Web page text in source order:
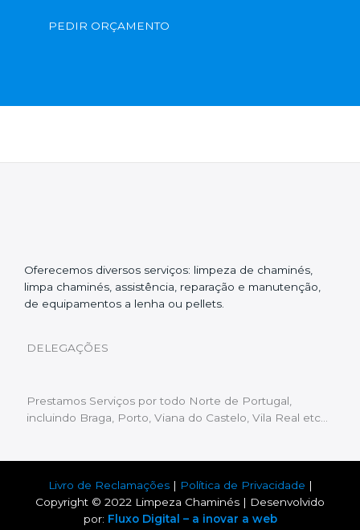
PEDIR ORÇAMENTO
Oferecemos diversos serviços: limpeza de chaminés,
limpa chaminés, assistência, reparação e manutenção,
de equipamentos a lenha ou pellets.
DELEGAÇÕES
Prestamos Serviços por todo Norte de Portugal,
incluindo Braga, Porto, Viana do Castelo, Vila Real etc…
Livro de Reclamações| Política de Privacidade |
Copyright © 2022 Limpeza Chaminés | Desenvolvido
por: Fluxo Digital – a inovar a web